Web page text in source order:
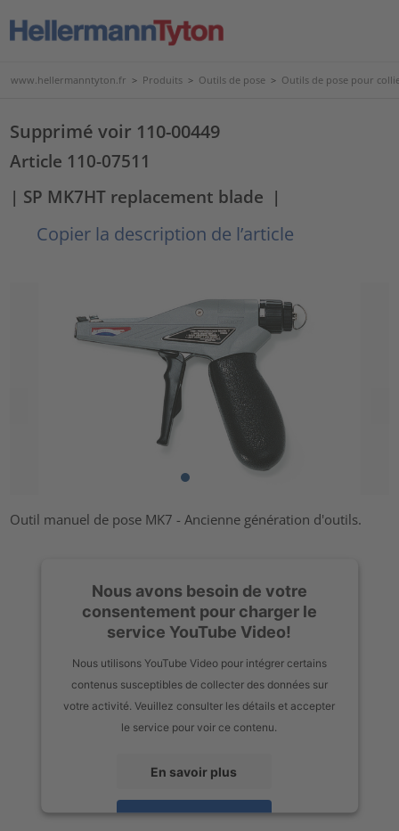
www.hellermanntyton.fr > Produits > Outils de pose > Outils de pose pour
Supprimé voir 110-00449
Article 110-07511
| SP MK7HT replacement blade |
Copier la description de l’article
Outil manuel de pose MK7 - Ancienne génération d'outils.
Nous avons besoin de votre
consentement pour charger le
service YouTube Video!
Nous utilisons YouTube Video pour intégrer certains
contenus susceptibles de collecter des données sur
votre activité. Veuillez consulter les détails et accepter
le service pour voir ce contenu.
En savoir plus
Accepter